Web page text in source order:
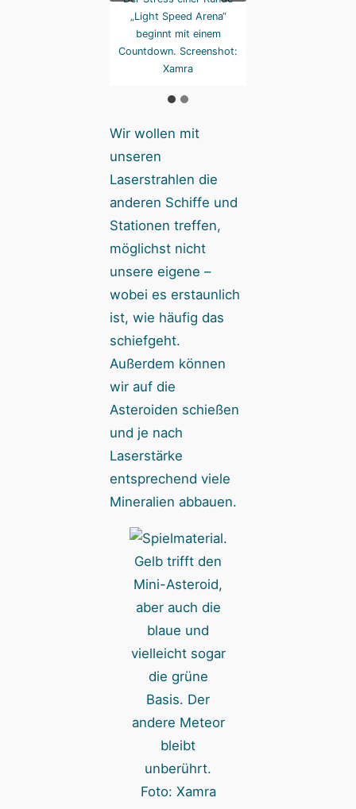
„Light Speed Arena“
beginnt mit einem
Countdown. Screenshot:
Xamra
Wir wollen mit
unseren
Laserstrahlen die
anderen Schiffe und
Stationen treffen,
möglichst nicht
unsere eigene –
wobei es erstaunlich
ist, wie häufig das
schiefgeht.
Außerdem können
wir auf die
Asteroiden schießen
und je nach
Laserstärke
entsprechend viele
Mineralien abbauen.
Gelb trifft den
Mini-Asteroid,
aber auch die
blaue und
vielleicht sogar
die grüne
Basis. Der
andere Meteor
bleibt
unberührt.
Foto: Xamra